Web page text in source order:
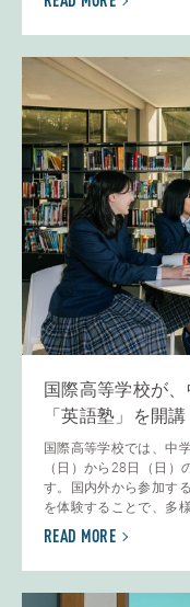
国際高等学校が
「英語塾」を開講
国際高等学校では、中
（日）から28日（日）
す。国内外から参加す
を体験することで、多
READ MORE